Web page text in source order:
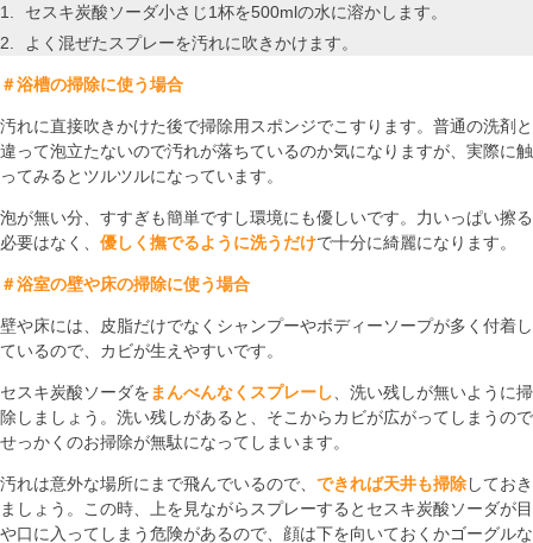
セスキ炭酸ソーダ小さじ1杯を500mlの水に溶かします。
よく混ぜたスプレーを汚れに吹きかけます。
＃浴槽の掃除に使う場合
汚れに直接吹きかけた後で掃除用スポンジでこすります。普通の洗剤と
違って泡立たないので汚れが落ちているのか気になりますが、実際に触
ってみるとツルツルになっています。
泡が無い分、すすぎも簡単ですし環境にも優しいです。力いっぱい擦る
必要はなく、 優しく撫でるように洗うだけで十分に綺麗になります。
＃浴室の壁や床の掃除に使う場合
壁や床には、皮脂だけでなくシャンプーやボディーソープが多く付着し
ているので、カビが生えやすいです。
セスキ炭酸ソーダを まんべんなくスプレーし 、洗い残しが無いように掃
除しましょう。洗い残しがあると、そこからカビが広がってしまうので
せっかくのお掃除が無駄になってしまいます。
汚れは意外な場所にまで飛んでいるので、 できれば天井も掃除しておき
ましょう。この時、上を見ながらスプレーするとセスキ炭酸ソーダが目
や口に入ってしまう危険があるので、顔は下を向いておくかゴーグルな